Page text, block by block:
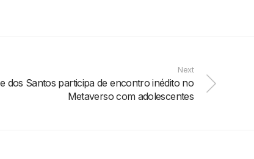
Next
dos Santos participa de encontro inédito no
Metaverso com adolescentes